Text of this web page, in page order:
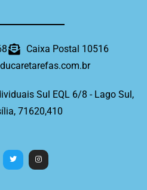
Caixa Postal 10516
Sul EQL 6/8 - Lago Sul,
71620,410